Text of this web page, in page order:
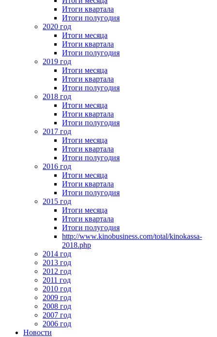
Итоги квартала
Итоги полугодия
2020 год
Итоги месяца
Итоги квартала
Итоги полугодия
2019 год
Итоги месяца
Итоги квартала
Итоги полугодия
2018 год
Итоги месяца
Итоги квартала
Итоги полугодия
2017 год
Итоги месяца
Итоги квартала
Итоги полугодия
2016 год
Итоги месяца
Итоги квартала
Итоги полугодия
2015 год
Итоги месяца
Итоги квартала
Итоги полугодия
http://www.kinobusiness.com/total/kinokassa-
2018.php
2014 год
2013 год
2012 год
2011 год
2010 год
2009 год
2008 год
2007 год
2006 год
Новости